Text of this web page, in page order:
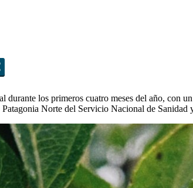
los primeros cuatro meses del año, con
Norte del Servicio Nacional de Sanidad